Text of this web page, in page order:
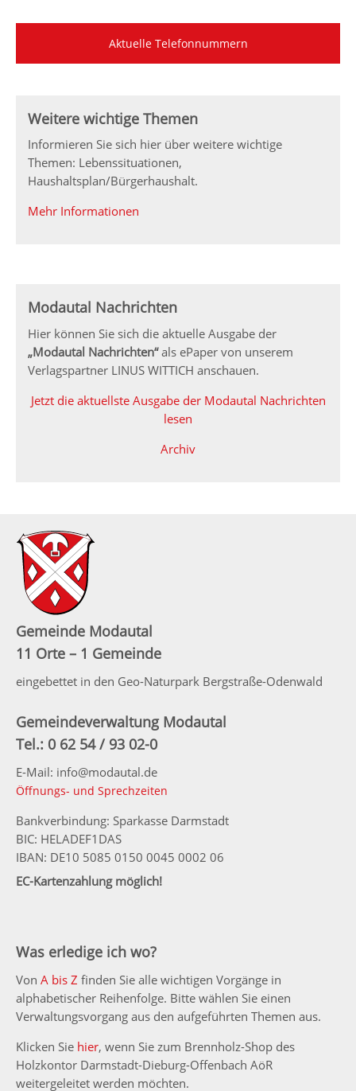
Aktuelle Telefonnummern
Weitere wichtige Themen
Informieren Sie sich hier über weitere wichtige
Themen: Lebenssituationen,
Haushaltsplan/Bürgerhaushalt.
Mehr Informationen
Modautal Nachrichten
Hier können Sie sich die aktuelle Ausgabe der
„Modautal Nachrichten“als ePaper von unserem
Verlagspartner LINUS WITTICH anschauen.
Jetzt die aktuellste Ausgabe der Modautal Nachrichten
lesen
Archiv
Gemeinde Modautal
11 Orte – 1 Gemeinde
eingebettet in den Geo-Naturpark Bergstraße-Odenwald
Gemeindeverwaltung Modautal
Tel.: 0 62 54 / 93 02-0
E-Mail: info@modautal.de
Öffnungs- und Sprechzeiten
Bankverbindung: Sparkasse Darmstadt
BIC: HELADEF1DAS
IBAN: DE10 5085 0150 0045 0002 06
EC-Kartenzahlung möglich!
Was erledige ich wo?
Von A bis Z finden Sie alle wichtigen Vorgänge in
alphabetischer Reihenfolge. Bitte wählen Sie einen
Verwaltungsvorgang aus den aufgeführten Themen aus.
Klicken Sie hier, wenn Sie zum Brennholz-Shop des
Holzkontor Darmstadt-Dieburg-Offenbach AöR
weitergeleitet werden möchten.